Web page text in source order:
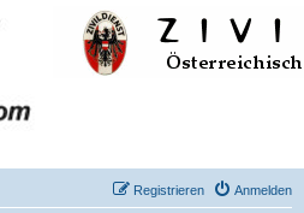
Anmelden
Registrieren